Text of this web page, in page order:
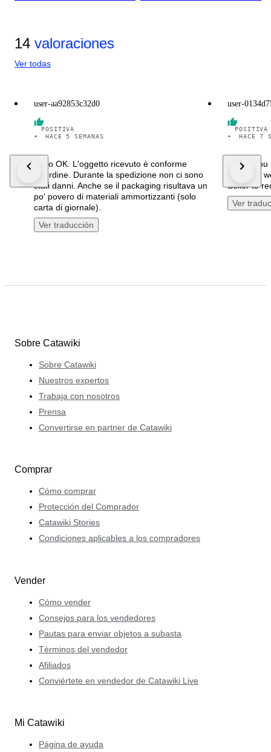
14 valoraciones
Ver todas
user-aa92853c32d0
POSITIVA
•
HACE 5 SEMANAS
Tutto OK. L'oggetto ricevuto è conforme
all'ordine. Durante la spedizione non ci sono
stati danni. Anche se il packaging risultava un
po' povero di materiali ammortizzanti (solo
carta di giornale).
Ver traducción
user-
POSITIVA
•
HACE 7
Thank
was very
Seller to
Ver
Sobre Catawiki
Sobre Catawiki
Nuestros expertos
Trabaja con nosotros
Prensa
Convertirse en partner de Catawiki
Comprar
Cómo comprar
Protección del Comprador
Catawiki Stories
Condiciones aplicables a los compradores
Vender
Cómo vender
Consejos para los vendedores
Pautas para enviar objetos a subasta
Términos del vendedor
Afiliados
Conviértete en vendedor de Catawiki Live
Mi Catawiki
Página de ayuda